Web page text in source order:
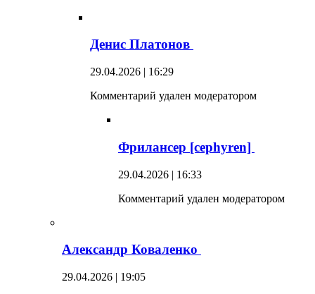
Денис Платонов
29.04.2026 | 16:29
Комментарий удален модератором
Фрилансер [cephyren]
29.04.2026 | 16:33
Комментарий удален модератором
Александр Коваленко
29.04.2026 | 19:05